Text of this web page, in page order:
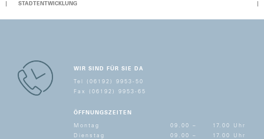
STADTENTWICKLUNG
WIR SIND FÜR SIE DA
Tel (06192) 9953-50
Fax (06192) 9953-65
ÖFFNUNGSZEITEN
Montag 09.00 –
17.00 Uhr
Dienstag
09.00 –
17.00 Uhr